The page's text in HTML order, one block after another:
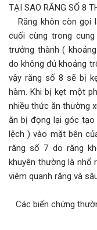
TẠI SAO RĂNG SỐ 8
Răng khôn còn gọi
cuối cùng trong
trưởng thành (
do không đủ khoảng
vậy răng số 8 sẽ bị
hàm. Khi bị kẹt một
nhiều thức ăn thường
ăn bị đọng lại góc
lệch ) vào mặt bên
răng số 7 do răng
khuyên thường là nhổ
viêm quanh răng và
Các biến chứng